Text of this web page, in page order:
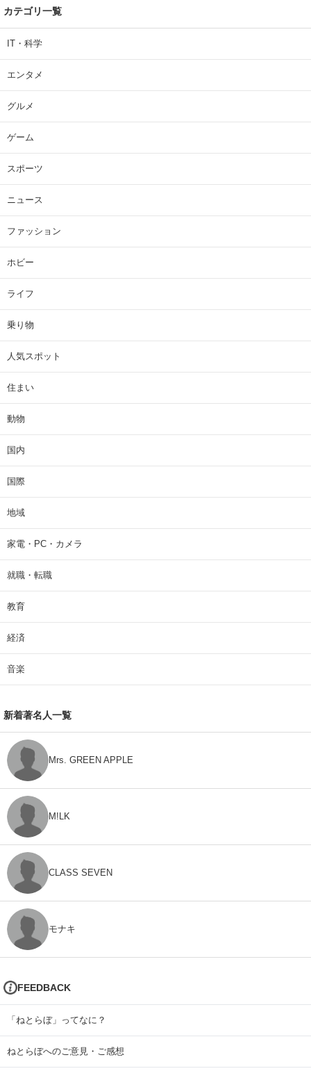
カテゴリ一覧
IT・科学
エンタメ
グルメ
ゲーム
スポーツ
ニュース
ファッション
ホビー
ライフ
乗り物
人気スポット
住まい
動物
国内
国際
地域
家電・PC・カメラ
就職・転職
教育
経済
音楽
新着著名人一覧
Mrs. GREEN APPLE
M!LK
CLASS SEVEN
モナキ
FEEDBACK
「ねとらぼ」ってなに？
ねとらぼへのご意見・ご感想